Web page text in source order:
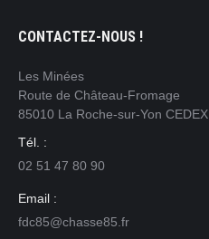
CONTACTEZ-NOUS !
Les Minées
Route de Château-Fromage
85010 La Roche-sur-Yon CEDEX
Tél. :
02 51 47 80 90
Email :
fdc85@chasse85.fr